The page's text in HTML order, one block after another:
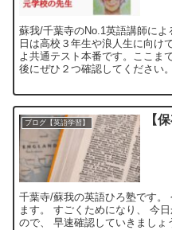
蘇我/千葉寺のNo.1英語講師に
日は高校３年生や浪人生に向け
よ共通テスト本番です。ここま
後にぜひ２つ確認してください
ブログ【英語学習】 【
千葉寺/蘇我の英語ひろ塾です。
ます。 すごくためになり、 今
ので、 早速確認していきましょ